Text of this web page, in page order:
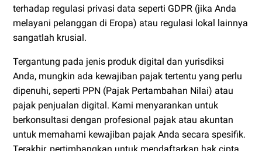
terhadap regulasi privasi data seperti GDPR (jika Anda
melayani pelanggan di Eropa) atau regulasi lokal lainnya
sangatlah krusial.
Tergantung pada jenis produk digital dan yurisdiksi
Anda, mungkin ada kewajiban pajak tertentu yang perlu
dipenuhi, seperti PPN (Pajak Pertambahan Nilai) atau
pajak penjualan digital. Kami menyarankan untuk
berkonsultasi dengan profesional pajak atau akuntan
untuk memahami kewajiban pajak Anda secara spesifik.